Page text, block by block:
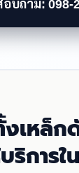
เหล็ก
ริการ